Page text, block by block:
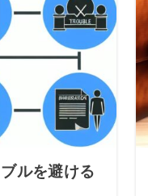
ルを避ける